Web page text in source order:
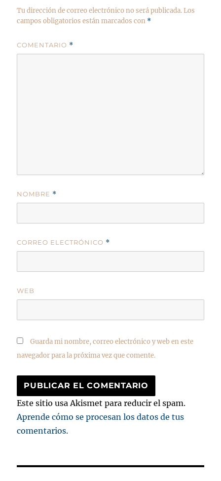
Tu dirección de correo electrónico no será publicada. Los
campos obligatorios están marcados con *
COMENTARIO *
NOMBRE *
CORREO ELECTRÓNICO *
WEB
Guarda mi nombre, correo electrónico y web en este
navegador para la próxima vez que comente.
Este sitio usa Akismet para reducir el spam.
Aprende cómo se procesan los datos de tus
comentarios.